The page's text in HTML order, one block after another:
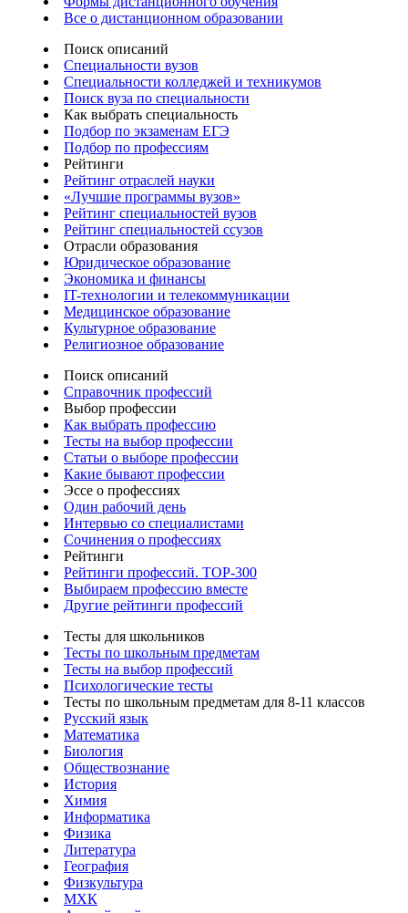
Все о дистанционном образовании
Поиск описаний
Специальности вузов
Специальности колледжей и техникумов
Поиск вуза по специальности
Как выбрать специальность
Подбор по экзаменам ЕГЭ
Подбор по профессиям
Рейтинги
Рейтинг отраслей науки
«Лучшие программы вузов»
Рейтинг специальностей вузов
Рейтинг специальностей ссузов
Отрасли образования
Юридическое образование
Экономика и финансы
IT-технологии и телекоммуникации
Медицинское образование
Культурное образование
Религиозное образование
Поиск описаний
Справочник профессий
Выбор профессии
Как выбрать профессию
Тесты на выбор профессии
Статьи о выборе профессии
Какие бывают профессии
Эссе о профессиях
Один рабочий день
Интервью со специалистами
Сочинения о профессиях
Рейтинги
Рейтинги профессий. TOP-300
Выбираем профессию вместе
Другие рейтинги профессий
Тесты для школьников
Тесты по школьным предметам
Тесты на выбор профессий
Психологические тесты
Тесты по школьным предметам для 8-11 классов
Русский язык
Математика
Биология
Обществознание
История
Химия
Информатика
Физика
Литература
География
Физкультура
МХК